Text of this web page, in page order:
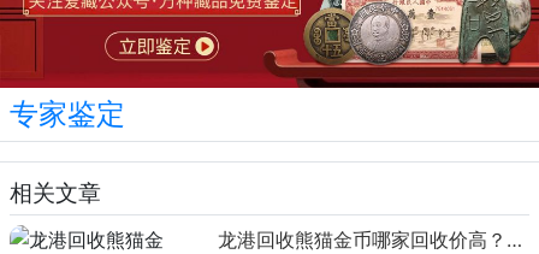
专家鉴定
相关文章
龙港回收熊猫金币哪家回收价高？本地榜单